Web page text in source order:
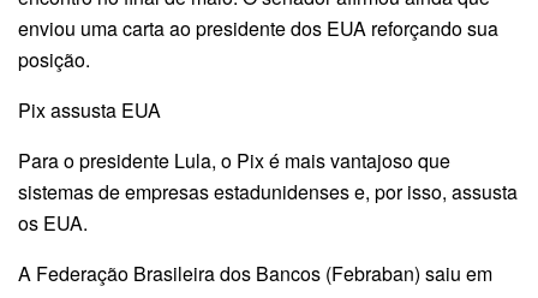
enviou uma carta ao presidente dos EUA reforçando sua
posição.
Pix assusta EUA
Para o presidente Lula, o Pix é mais vantajoso que
sistemas de empresas estadunidenses e, por isso, assusta
os EUA.
A Federação Brasileira dos Bancos (Febraban) saiu em